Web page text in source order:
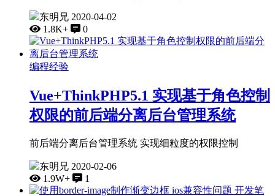
东明兄 2020-04-02
1.8K+
0
编程经验
Vue+ThinkPHP5.1 实现基于角色控制
权限的前后端分离后台管理系统
前后端分离后台管理系统 实现细粒度的权限控制
东明兄 2020-02-06
1.9W+
1
开发笔